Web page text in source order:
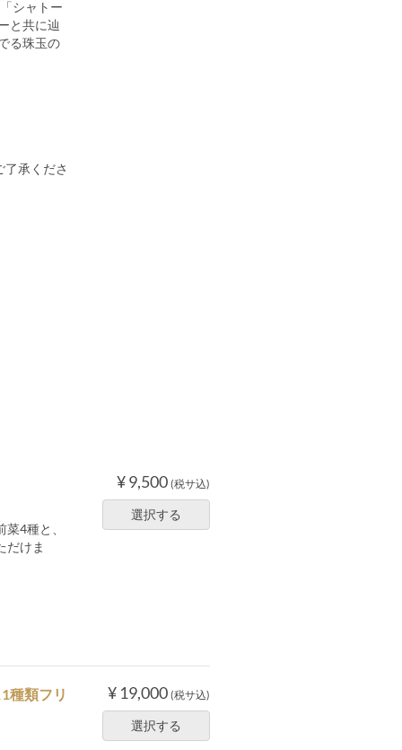
シャトー
と共に辿
る珠玉の
承くださ
¥ 9,500 (税サ込)
選択する
4種と、
だけま
¥ 19,000 (税サ込)
選択する
種類フリ